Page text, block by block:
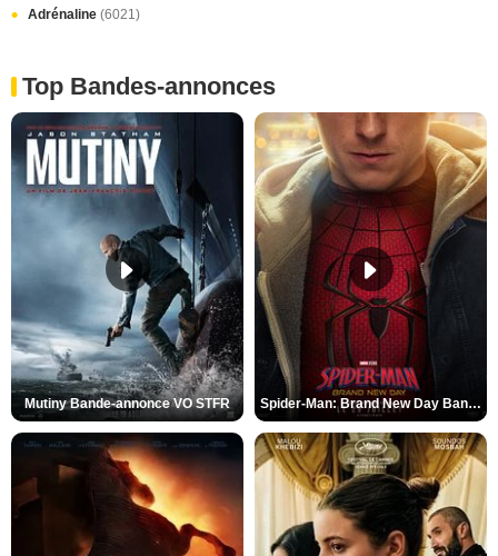
Adrénaline (6021)
Top Bandes-annonces
Mutiny Bande-annonce VO STFR Spider-Man: Brand New Day Bande-annonce VO STFR